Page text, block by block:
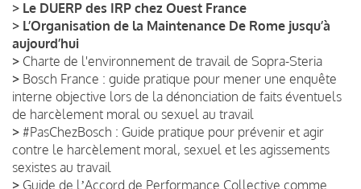
> Le DUERP des IRP chez Ouest France
> L’Organisation de la Maintenance De Rome jusqu’à
aujourd’hui
> Charte de l'environnement de travail de Sopra-Steria
> Bosch France : guide pratique pour mener une enquête
interne objective lors de la dénonciation de faits éventuels
de harcèlement moral ou sexuel au travail
> #PasChezBosch : Guide pratique pour prévenir et agir
contre le harcèlement moral, sexuel et les agissements
sexistes au travail
> Guide de lʼAccord de Performance Collective comme